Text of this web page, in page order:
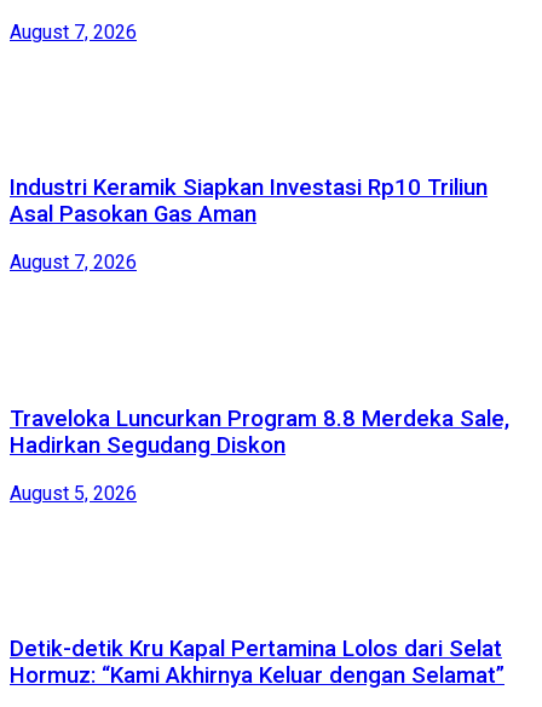
August 7, 2026
Industri Keramik Siapkan Investasi Rp10 Triliun
Asal Pasokan Gas Aman
August 7, 2026
Traveloka Luncurkan Program 8.8 Merdeka Sale,
Hadirkan Segudang Diskon
August 5, 2026
Detik-detik Kru Kapal Pertamina Lolos dari Selat
Hormuz: “Kami Akhirnya Keluar dengan Selamat”